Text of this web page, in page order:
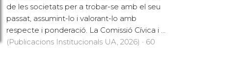
de les societats per a trobar-se amb el seu
passat, assumint-lo i valorant-lo amb
respecte i ponderació. La Comissió Cívica i ...
(Publicacions Institucionals UA, 2026) · 60